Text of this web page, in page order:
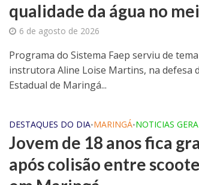
qualidade da água no
6 de agosto de 2026
Programa do Sistema Faep serviu de
instrutora Aline Loise Martins, na defesa
Estadual de Maringá...
DESTAQUES DO DIA•MARINGÁ•NOTICIAS
Jovem de 18 anos fica
após colisão entre